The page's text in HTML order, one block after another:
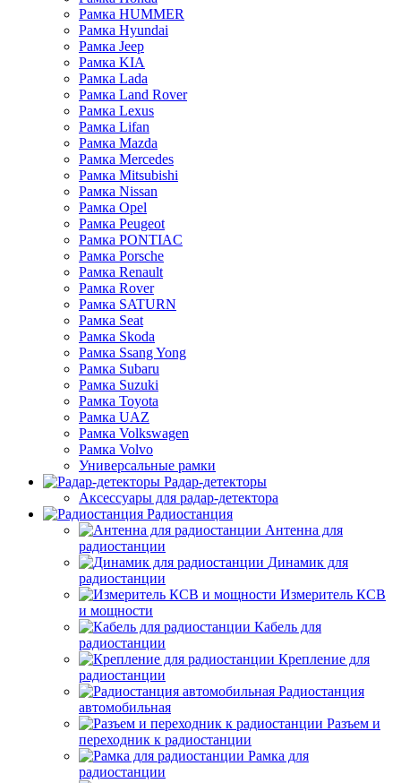
Рамка HUMMER
Рамка Hyundai
Рамка Jeep
Рамка KIA
Рамка Lada
Рамка Land Rover
Рамка Lexus
Рамка Lifan
Рамка Mazda
Рамка Mercedes
Рамка Mitsubishi
Рамка Nissan
Рамка Opel
Рамка Peugeot
Рамка PONTIAC
Рамка Porsche
Рамка Renault
Рамка Rover
Рамка SATURN
Рамка Seat
Рамка Skoda
Рамка Ssang Yong
Рамка Subaru
Рамка Suzuki
Рамка Toyota
Рамка UAZ
Рамка Volkswagen
Рамка Volvo
Универсальные рамки
Радар-детекторы
Аксессуары для радар-детектора
Радиостанция
Антенна для
радиостанции
Динамик для
радиостанции
Измеритель КСВ
и мощности
Кабель для
радиостанции
Крепление для
радиостанции
Радиостанция
автомобильная
Разъем и
переходник к радиостанции
Рамка для
радиостанции